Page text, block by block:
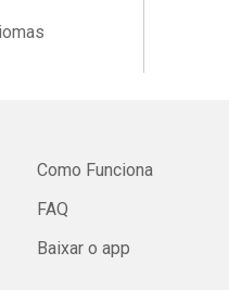
Como Funciona
FAQ
Baixar o app